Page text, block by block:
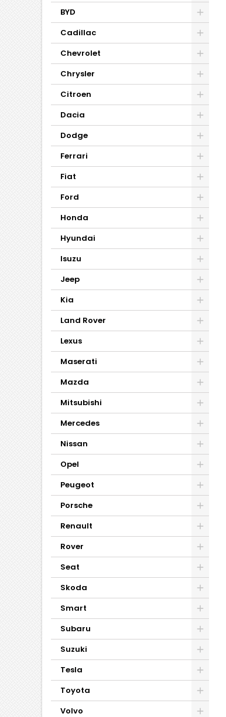
BYD
Cadillac
Chevrolet
Chrysler
Citroen
Dacia
Dodge
Ferrari
Fiat
Ford
Honda
Hyundai
Isuzu
Jeep
Kia
Land Rover
Lexus
Maserati
Mazda
Mitsubishi
Mercedes
Nissan
Opel
Peugeot
Porsche
Renault
Rover
Seat
Skoda
Smart
Subaru
Suzuki
Tesla
Toyota
Volvo